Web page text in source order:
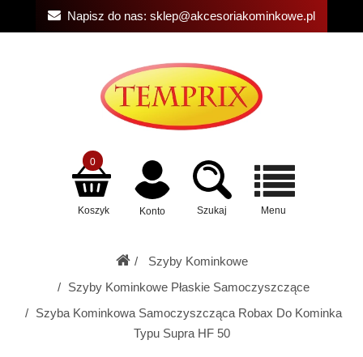
Napisz do nas: sklep@akcesoriakominkowe.pl
Koszyk
0
Konto Szukaj Menu
Szyby Kominkowe
Szyby Kominkowe Płaskie Samoczyszczące
Szyba Kominkowa Samoczyszcząca Robax Do Kominka
Typu Supra HF 50